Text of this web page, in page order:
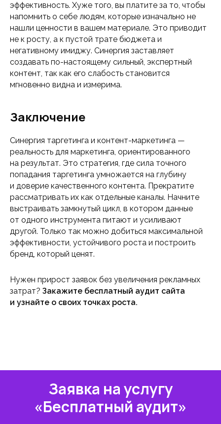
эффективность. Хуже того, вы платите за то, чтобы
напомнить о себе людям, которые изначально не
нашли ценности в вашем материале. Это приводит
не к росту, а к пустой трате бюджета и
негативному имиджу. Синергия заставляет
создавать по-настоящему сильный, экспертный
контент, так как его слабость становится
мгновенно видна и измерима.
Заключение
Синергия таргетинга и контент-маркетинга —
реальность для маркетинга, ориентированного
на результат. Это стратегия, где сила точного
попадания таргетинга умножается на глубину
и доверие качественного контента. Прекратите
рассматривать их как отдельные каналы. Начните
выстраивать замкнутый цикл, в котором данные
от одного инструмента питают и усиливают
другой. Только так можно добиться максимальной
эффективности, устойчивого роста и построить
бренд, который ценят.
Нужен прирост заявок без увеличения рекламных
затрат? Закажите бесплатный аудит сайта
и узнайте о своих точках роста.
Заявка на услугу
«Бесплатный аудит»